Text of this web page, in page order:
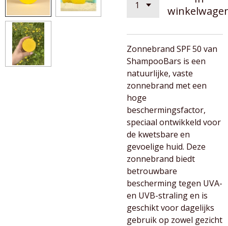
Zonnebrand SPF 50 van
ShampooBars is een
natuurlijke, vaste
zonnebrand met een
hoge
beschermingsfactor,
speciaal ontwikkeld voor
de kwetsbare en
gevoelige huid. Deze
zonnebrand biedt
betrouwbare
bescherming tegen UVA-
en UVB-straling en is
geschikt voor dagelijks
gebruik op zowel gezicht